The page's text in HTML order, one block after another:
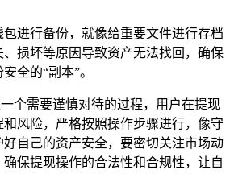
包进行备份，就像给重要文件进行存档
损坏等原因导致资产无法找回，确保
全的“副本”。
个需要谨慎对待的过程，用户在提现
风险，严格按照操作步骤进行，像守
自己的资产安全，要密切关注市场动
保提现操作的合法性和合规性，让自